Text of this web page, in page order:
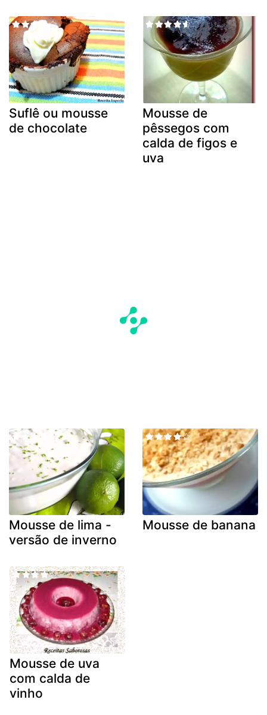
Suflê ou mousse
de chocolate
Mousse de
pêssegos com
calda de figos e
uva
Mousse de lima -
versão de inverno
Mousse de banana
Mousse de uva
com calda de
vinho